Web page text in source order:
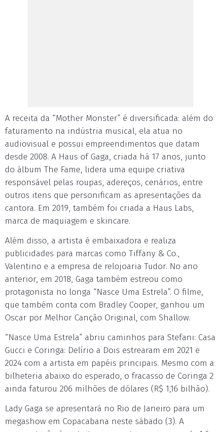
A receita da “Mother Monster” é diversificada: além do
faturamento na indústria musical, ela atua no
audiovisual e possui empreendimentos que datam
desde 2008. A Haus of Gaga, criada há 17 anos, junto
do álbum The Fame, lidera uma equipe criativa
responsável pelas roupas, adereços, cenários, entre
outros itens que personificam as apresentações da
cantora. Em 2019, também foi criada a Haus Labs,
marca de maquiagem e skincare.
Além disso, a artista é embaixadora e realiza
publicidades para marcas como Tiffany & Co.,
Valentino e a empresa de relojoaria Tudor. No ano
anterior, em 2018, Gaga também estreou como
protagonista no longa “Nasce Uma Estrela”. O filme,
que também conta com Bradley Cooper, ganhou um
Oscar por Melhor Canção Original, com Shallow.
“Nasce Uma Estrela” abriu caminhos para Stefani: Casa
Gucci e Coringa: Delírio a Dois estrearam em 2021 e
2024 com a artista em papéis principais. Mesmo com a
bilheteria abaixo do esperado, o fracasso de Coringa 2
ainda faturou 206 milhões de dólares (R$ 1,16 bilhão).
Lady Gaga se apresentará no Rio de Janeiro para um
megashow em Copacabana neste sábado (3). A